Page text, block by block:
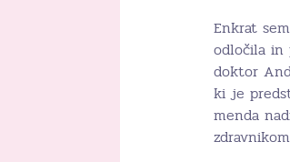
Enkrat
odločila in
doktor
ki je
menda